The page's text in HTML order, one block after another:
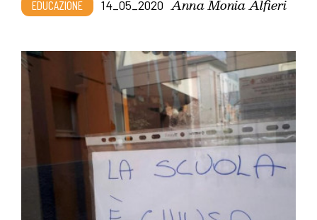
EDUCAZIONE 14_05_2020 Anna Monia Alfieri